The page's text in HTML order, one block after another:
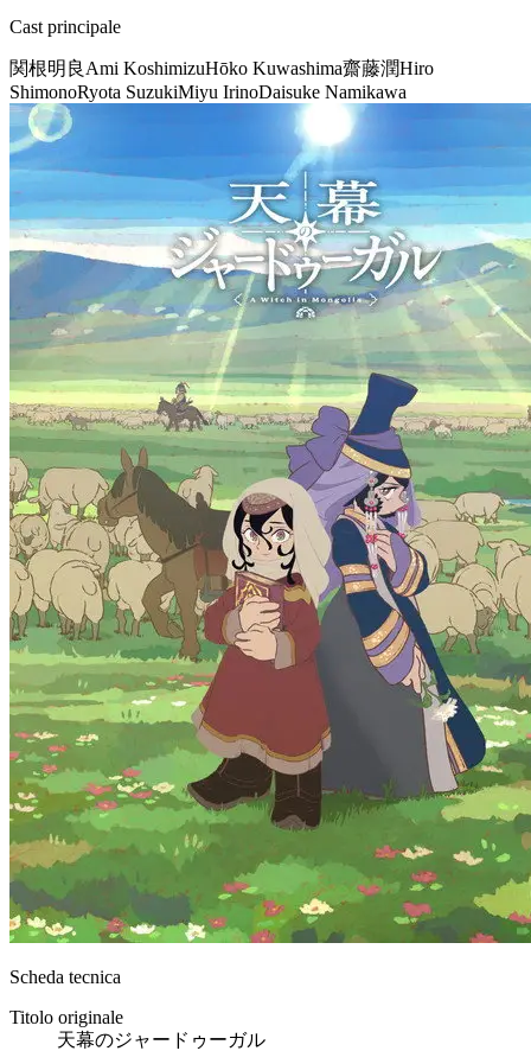
Cast principale
関根明良 Ami KoshimizuHōko Kuwashima齋藤潤Hiro
ShimonoRyota SuzukiMiyu IrinoDaisuke Namikawa
Scheda tecnica
Titolo originale
天幕のジャードゥーガル